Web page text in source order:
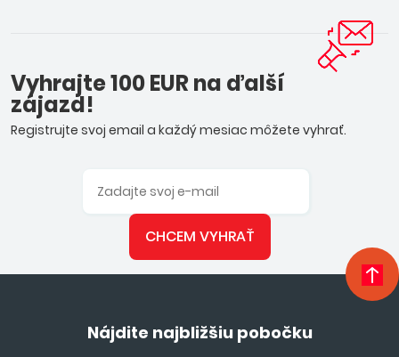
Vyhrajte 100 EUR na ďalší
zájazd!
Registrujte svoj email a každý mesiac môžete vyhrať.
CHCEM VYHRAŤ
Nájdite najbližšiu pobočku